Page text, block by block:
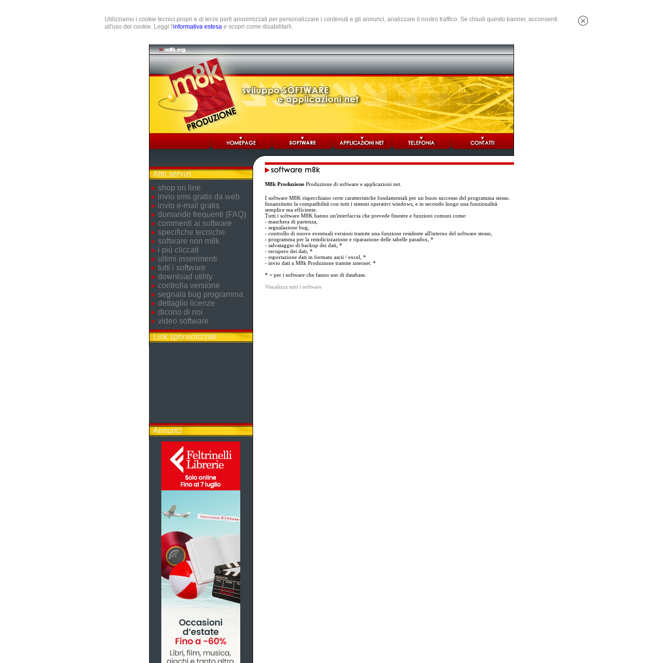
Utilizziamo i cookie tecnici propri e di terze parti anonimizzati per personalizzare i contenuti e gli annunci, analizzare il nostro traffico. Se chiudi questo banner, acconsenti
all'uso dei cookie. Leggi l'informativa estesa e scopri come disabilitarli.
Altri servizi
shop on line
invio sms gratis da web
invio e-mail gratis
domande frequenti (FAQ)
commenti ai software
specifiche tecniche
software non m8k
i più cliccati
ultimi inserimenti
tutti i software
download utility
controlla versione
segnala bug programma
dettaglio licenze
dicono di noi
video software
Link sponsorizzati
Annunci
M8k Produzione Produzione di software e applicazioni net.
I software M8K rispecchiano certe caratteristiche fondamentali per un buon successo del programma stesso.
Innanzitutto la compatibilità con tutti i sistemi operativi windows, e in secondo luogo una funzionalità
semplice ma efficiente.
Tutti i software M8K hanno un'interfaccia che prevede finestre e funzioni comuni come:
- maschera di partenza,
- segnalazione bug,
- controllo di nuove eventuali versioni tramite una funzione residente all'interno del software stesso,
- programma per la reindicizzazione e riparazione delle tabelle paradox, *
- salvataggio di backup dei dati, *
- recupero dei dati, *
- esportazione dati in formato ascii / excel, *
- invio dati a M8k Produzione tramite internet. *
* = per i software che fanno uso di database.
Visualizza tutti i software